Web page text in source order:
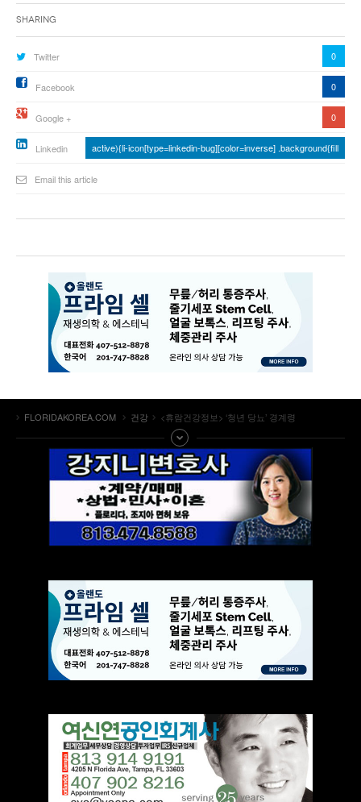
Sharing
Twitter 0
Facebook 0
Google + 0
Linkedin active){li-icon[type=linkedin-bug][color=inverse] .background{fill
Email this article
FLORIDAKOREA.COM 건강 <휴람건강정보> ‘청년 당뇨’ 경계령